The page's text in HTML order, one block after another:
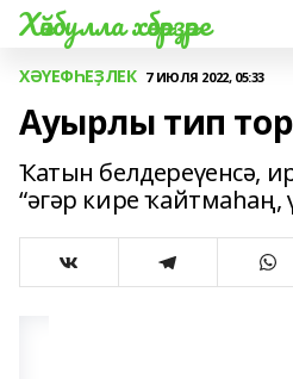
Хәйбулла хәбәрҙәре
ХӘҮЕФҺЕҘЛЕК 7 ИЮЛЯ 2022, 05:33
Ауырлы тип
Ҡатын белдереүенсә,
“әгәр кире ҡайтмаһаң,